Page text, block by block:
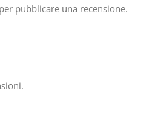
per pubblicare una recensione.